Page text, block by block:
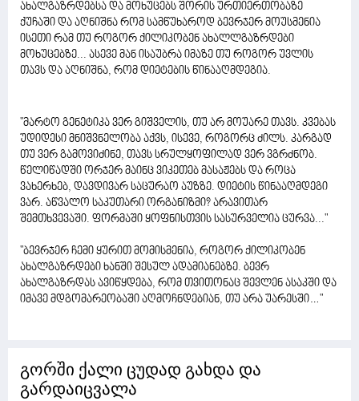
ახალგაზრდებსა და მოხუცებს შორის ურთიერთობაზე
ქუჩაში და აღნიშნა რომ სამწუხაროდ ბევრჯერ მოუსმენია
ისეთი რამ თუ როგორ ქილიკობენ ახალლგაზრდები
მოხუცებზე... ასევე მან ისაუბრა იმაზე თუ როგორ უვლის
თავს და აღნიშნა, რომ დიეტების წინააღმდეგია.
"მარტო გენეტიკა ვერ გიშველის, თუ არ მოუარე თავს. კვებას
უდიდესი მნიშვნელობა აქვს, ისევე, როგორც ძილს. კარგად
თუ ვერ გამოვიძინე, თავს სრულყოფილად ვერ ვგრძნობ.
წელიწადში ორჯერ მაინც ვიკეთებ მასაჟებს და როცა
ვახერხებ, დავდივარ საცურაო აუზზე. დიეტის წინააღმდეგი
ვარ. აწვალო საკუთარი ორგანიზმი? არავითარ
შემთხვევაში. ფორმაში ყოფნისთვის სასურველია ცურვა..."
"ბევრჯერ ჩემი ყურით მომისმენია, როგორ ქილიკობენ
ახალგაზრდები ხანში შესულ ადამიანებზე. ბევრ
ახალგაზრდას ავიწყდება, რომ თვითონაც შევლენ ასაკში და
იმავე მდგომარეობაში აღმოჩნდებიან, თუ არა უარესში…"
გორში ქალი ცუდად გახდა და
გარდაიცვალა